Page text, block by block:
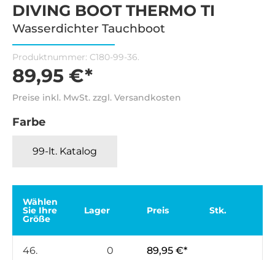
DIVING BOOT THERMO TI
Wasserdichter Tauchboot
Produktnummer: C180-99-36.
89,95 €*
Preise inkl. MwSt. zzgl. Versandkosten
Farbe
99-lt. Katalog
Wählen
Sie Ihre
Größe
Lager Preis Stk.
46. 0 89,95 €*